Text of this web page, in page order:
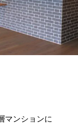
マンションに